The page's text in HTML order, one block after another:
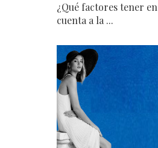
¿Qué factores tener en
cuenta a la ...